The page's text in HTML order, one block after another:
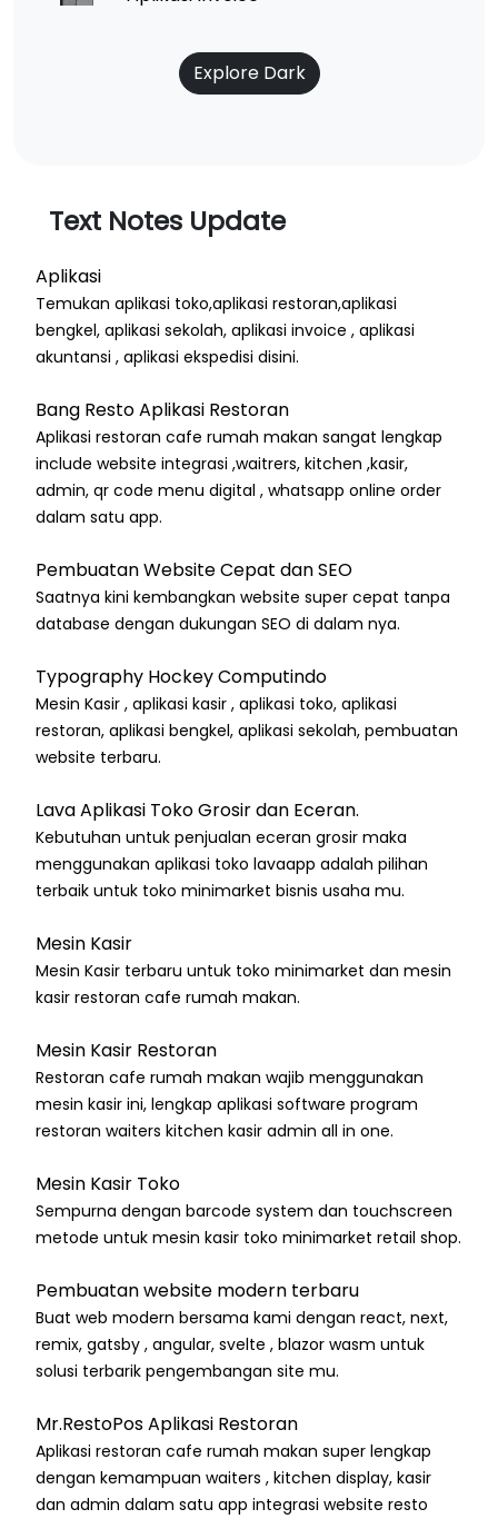
Explore Dark
Text Notes Update
Aplikasi
Temukan aplikasi toko,aplikasi restoran,aplikasi
bengkel, aplikasi sekolah, aplikasi invoice , aplikasi
akuntansi , aplikasi ekspedisi disini.
Bang Resto Aplikasi Restoran
Aplikasi restoran cafe rumah makan sangat lengkap
include website integrasi ,waitrers, kitchen ,kasir,
admin, qr code menu digital , whatsapp online order
dalam satu app.
Pembuatan Website Cepat dan SEO
Saatnya kini kembangkan website super cepat tanpa
database dengan dukungan SEO di dalam nya.
Typography Hockey Computindo
Mesin Kasir , aplikasi kasir , aplikasi toko, aplikasi
restoran, aplikasi bengkel, aplikasi sekolah, pembuatan
website terbaru.
Lava Aplikasi Toko Grosir dan Eceran.
Kebutuhan untuk penjualan eceran grosir maka
menggunakan aplikasi toko lavaapp adalah pilihan
terbaik untuk toko minimarket bisnis usaha mu.
Mesin Kasir
Mesin Kasir terbaru untuk toko minimarket dan mesin
kasir restoran cafe rumah makan.
Mesin Kasir Restoran
Restoran cafe rumah makan wajib menggunakan
mesin kasir ini, lengkap aplikasi software program
restoran waiters kitchen kasir admin all in one.
Mesin Kasir Toko
Sempurna dengan barcode system dan touchscreen
metode untuk mesin kasir toko minimarket retail shop.
Pembuatan website modern terbaru
Buat web modern bersama kami dengan react, next,
remix, gatsby , angular, svelte , blazor wasm untuk
solusi terbarik pengembangan site mu.
Mr.RestoPos Aplikasi Restoran
Aplikasi restoran cafe rumah makan super lengkap
dengan kemampuan waiters , kitchen display, kasir
dan admin dalam satu app integrasi website resto